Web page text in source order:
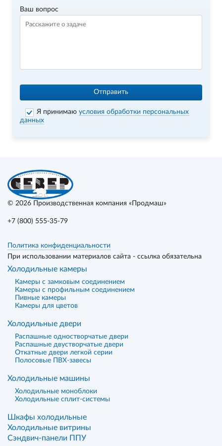
Ваш вопрос
Отправить
Я принимаюусловия обработки персональных
данных
© 2026 Производственная компания «Продмаш»
+7 (800) 555-35-79
Политика конфиденциальности
При использовании материалов сайта - ссылка обязательна
Холодильные камеры
Камеры с замковым соединением
Камеры с профильным соединением
Пивные камеры
Камеры для цветов
Холодильные двери
Распашные одностворчатые двери
Распашные двустворчатые двери
Откатные двери легкой серии
Полосовые ПВХ-завесы
Холодильные машины
Холодильные моноблоки
Холодильные сплит-системы
Шкафы холодильные
Холодильные витрины
Сэндвич-панели ППУ